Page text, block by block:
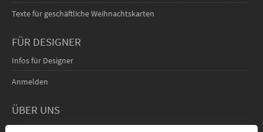
Texte für geschäftliche Weihnachtskarten
FÜR DESIGNER
Infos für Designer
Anmelden
ÜBER UNS